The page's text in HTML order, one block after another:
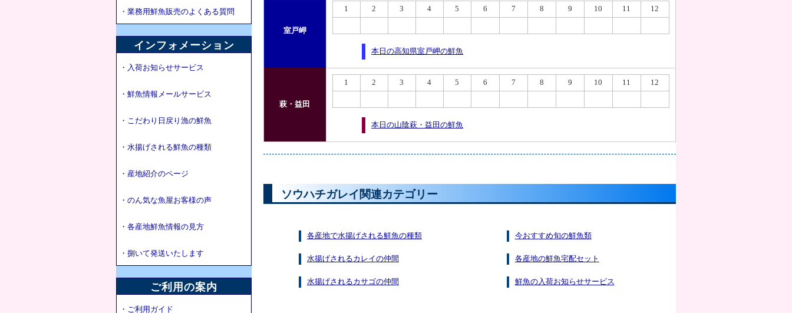
室戸岬
1 2 3 4 5 6 7 8 9 10 11 12
本日の高知県室戸岬の鮮魚
萩・益田
1 2 3 4 5 6 7 8 9 10 11 12
本日の山陰萩・益田の鮮魚
ソウハチガレイ関連カテゴリー
各産地で水揚げされる鮮魚の種類
水揚げされるカレイの仲間
水揚げされるカサゴの仲間
今おすすめ旬の鮮魚類
各産地の鮮魚宅配セット
鮮魚の入荷お知らせサービス
・業務用鮮魚販売のよくある質問
インフォメーション
・入荷お知らせサービス
・鮮魚情報メールサービス
・こだわり日戻り漁の鮮魚
・水揚げされる鮮魚の種類
・産地紹介のページ
・のん気な魚屋お客様の声
・各産地鮮魚情報の見方
・捌いて発送いたします
ご利用の案内
・ご利用ガイド